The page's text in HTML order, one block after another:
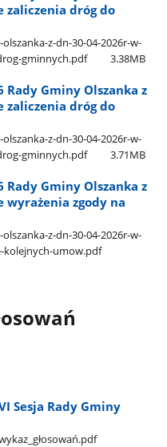
zaliczenia dróg do
z-dn-30-04-2026r-w-
gminnych.pdf
3.38MB
Rady Gminy Olszanka z
zaliczenia dróg do
z-dn-30-04-2026r-w-
gminnych.pdf
3.71MB
Rady Gminy Olszanka z
wyrażenia zgody na
z-dn-30-04-2026r-w-
kolejnych-umow.pdf
Sesja Rady Gminy